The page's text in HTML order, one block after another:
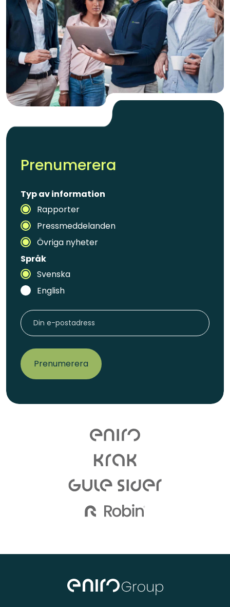
Prenumerera
Typ av information
Rapporter
Pressmeddelanden
Övriga nyheter
Språk
Svenska
English
Prenumerera